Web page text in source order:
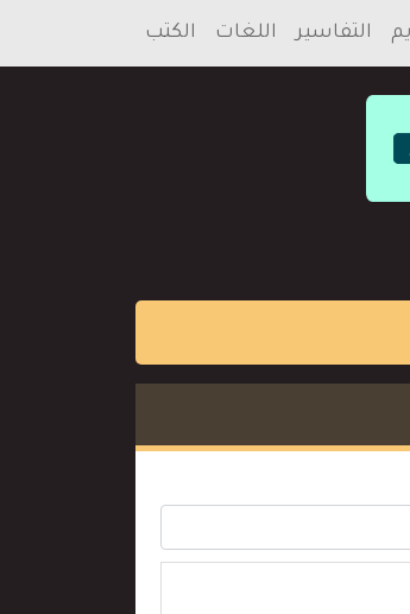
التفاسير اللغات الكتب